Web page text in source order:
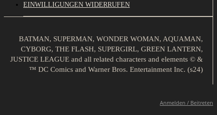
EINWILLIGUNGEN WIDERRUFEN
BATMAN, SUPERMAN, WONDER WOMAN, AQUAMAN,
CYBORG, THE FLASH, SUPERGIRL, GREEN LANTERN,
JUSTICE LEAGUE and all related characters and elements © &
™ DC Comics and Warner Bros. Entertainment Inc. (s24)
Anmelden / Beitreten